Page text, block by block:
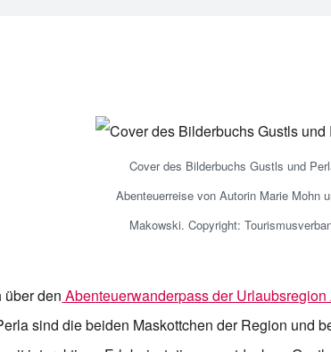
Cover des Bilderbuchs Gustls und
Abenteuerreise von Autorin Marie Mohn
Makowski. Copyright:
über den Abenteuerwanderpass der Urlaubsregion
sind die beiden Maskottchen der Region und